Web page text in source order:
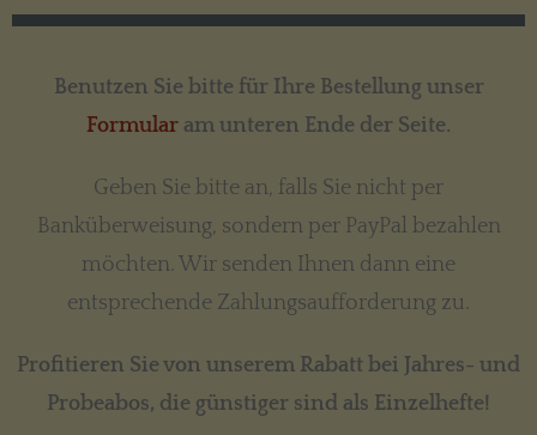
Benutzen Sie bitte für Ihre Bestellung unser
Formular am unteren Ende der Seite.
Geben Sie bitte an, falls Sie nicht per
Banküberweisung, sondern per PayPal bezahlen
möchten. Wir senden Ihnen dann eine
entsprechende Zahlungsaufforderung zu.
Profitieren Sie von unserem Rabatt bei Jahres- und
Probeabos, die günstiger sind als Einzelhefte!